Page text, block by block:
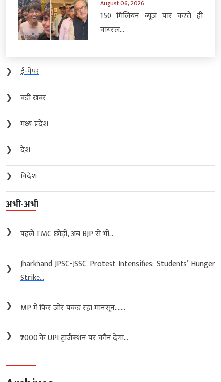
August 06, 2026
150 मिलियन व्यूज पार करते ही
वायरल...
❯
ई-पेपर
❯
बड़ी खबर
❯
मध्य प्रदेश
❯
देश
❯
विदेश
अभी-अभी
❯ पहले TMC छोड़ी, अब BJP से भी...
❯
Jharkhand JPSC-JSSC Protest Intensifies: Students’ Hunger
Strike...
❯ MP में फिर जोर पकड़ रहा मानसून…....
❯ ₹2000 के UPI ट्रांजैक्शन पर कौन देगा...